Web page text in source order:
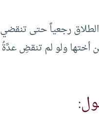
الطلاق رجعياً حتى تنقضي
أختها ولو لم تنقضِ عدَّةُ